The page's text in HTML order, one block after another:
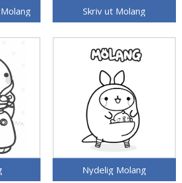
Skriv ut Molang
Nydelig Molang